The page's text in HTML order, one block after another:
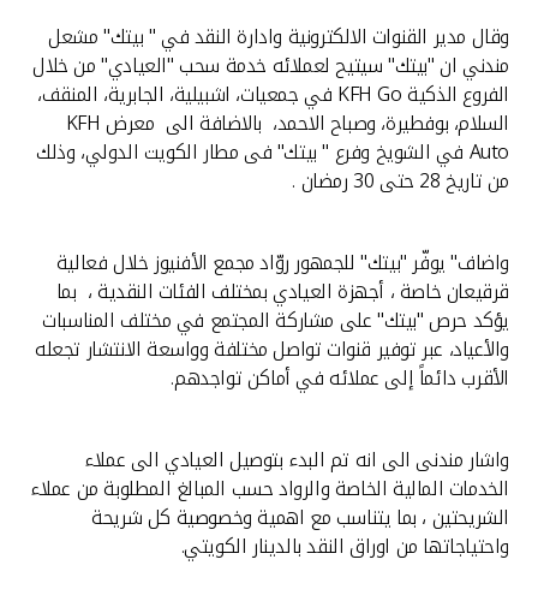
مواقع الفروع وأجهزة الصرف الآلي
ألمانيا
ماليزيا
تركيا
مصر
المملكة المتحدة
مملكة البحرين
وقال مدير القنوات الالكترونية وادارة النقد في " بيتك" مشعل
مندني ان "بيتك" سيتيح لعملائه خدمة سحب "العيادي" من خلال
الفروع الذكية KFH Go في جمعيات، اشبيلية، الجابرية، المنقف،
السلام، بوفطيرة، وصباح الاحمد، بالاضافة الى معرض KFH
Auto في الشويخ وفرع " بيتك" فى مطار الكويت الدولي، وذلك
من تاريخ 28 حتى 30 رمضان .
واضاف" يوفّر "بيتك" للجمهور روّاد مجمع الأفنيوز خلال فعالية
قرقيعان خاصة ، أجهزة العيادي بمختلف الفئات النقدية ، بما
يؤكد حرص "بيتك" على مشاركة المجتمع في مختلف المناسبات
والأعياد، عبر توفير قنوات تواصل مختلفة وواسعة الانتشار تجعله
الأقرب دائماً إلى عملائه في أماكن تواجدهم.
واشار مندنى الى انه تم البدء بتوصيل العيادي الى عملاء
الخدمات المالية الخاصة والرواد حسب المبالغ المطلوبة من عملاء
الشريحتين ، بما يتناسب مع اهمية وخصوصية كل شريحة
واحتياجاتها من اوراق النقد بالدينار الكويتي.